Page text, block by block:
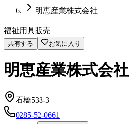
明恵産業株式会社
福祉用具販売
共有する お気に入り
明恵産業株式会社
石橋538-3
0285-52-0661